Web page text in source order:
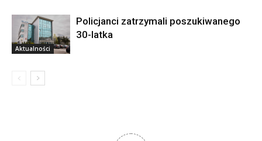
Aktualności
Policjanci zatrzymali poszukiwanego
30-latka